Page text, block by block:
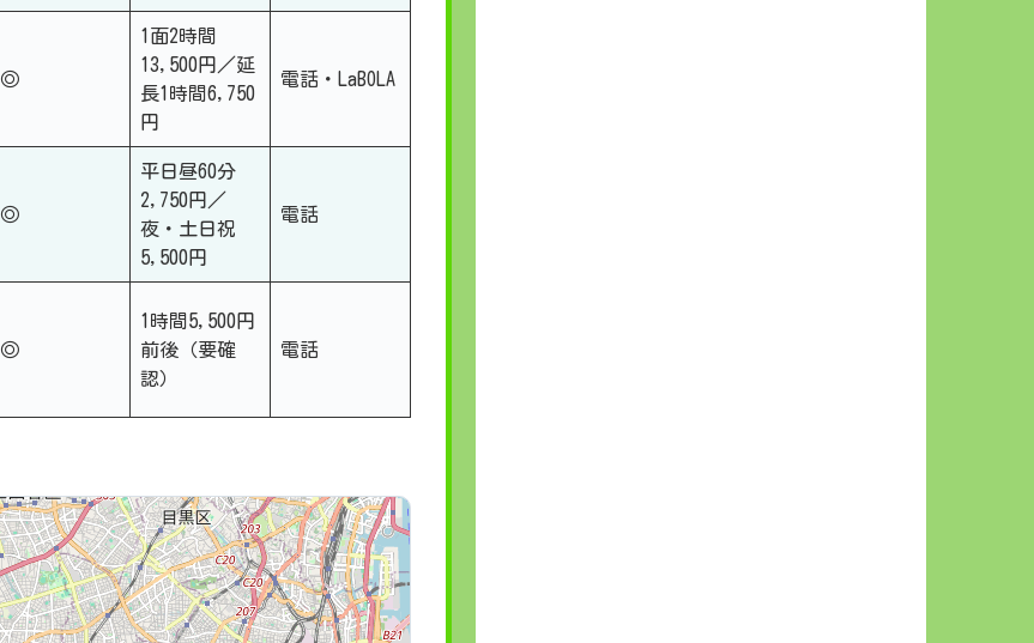
◎
1面2時間
13,500円／延
長1時間6,750
円
電話・LaBOLA
◎
平日昼60分
2,750円／
夜・土日祝
5,500円
電話
◎
1時間5,500円
前後（要確
認）
電話